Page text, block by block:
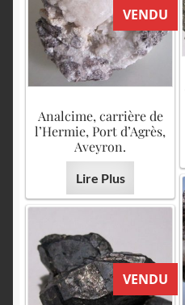
VENDU
Analcime, carrière de
l’Hermie, Port d’Agrès,
Aveyron.
Lire Plus
VENDU